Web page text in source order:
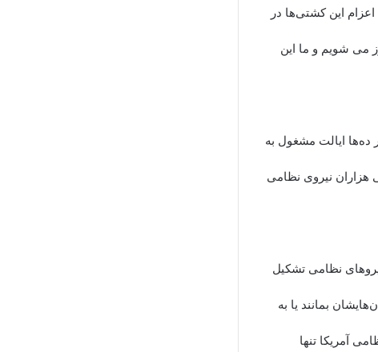
این کشتی‌ها در
می شویم و ما این
در ده‌ها ایالت مشغول به
هزاران نیروی نظامی
را نیروهای نظامی تشکیل
بمانند یا به
آمریکا تنها